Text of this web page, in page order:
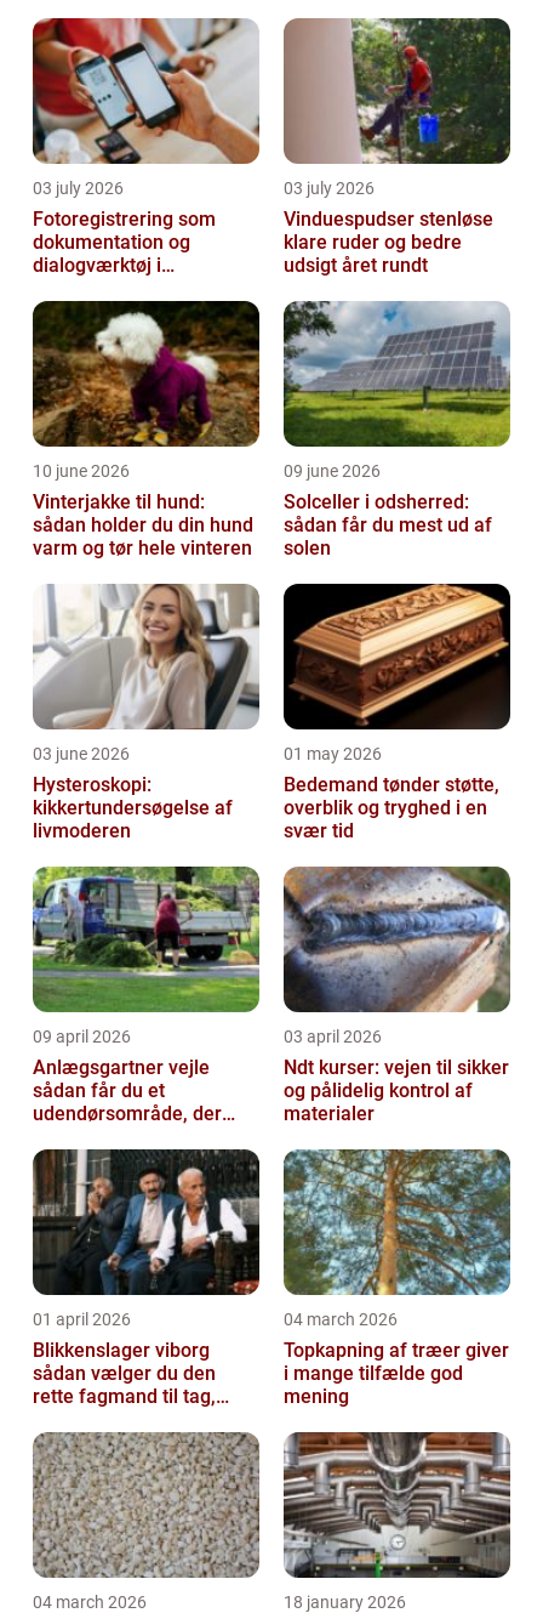
...
03 july 2026
Fotoregistrering som
dokumentation og
dialogværktøj i
03 july 2026
Vinduespudser stenløse
klare ruder og bedre
udsigt året rundt
10 june 2026
Vinterjakke til hund:
sådan holder du din hund
varm og tør hele vinteren
09 june 2026
Solceller i odsherred:
sådan får du mest ud af
solen
03 june 2026
Hysteroskopi:
kikkertundersøgelse af
livmoderen
01 may 2026
Bedemand tønder støtte,
overblik og tryghed i en
svær tid
09 april 2026
Anlægsgartner vejle
sådan får du et
udendørsområde, der
03 april 2026
Ndt kurser: vejen til sikker
og pålidelig kontrol af
materialer
01 april 2026
Blikkenslager viborg
sådan vælger du den
rette fagmand til tag,
04 march 2026
Topkapning af træer giver
i mange tilfælde god
mening
04 march 2026 18 january 2026